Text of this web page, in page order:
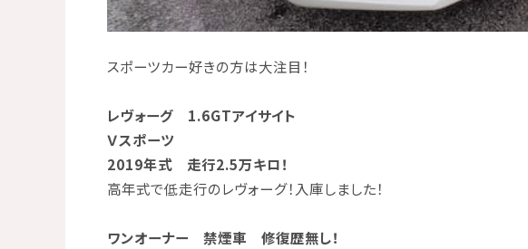
スポーツカー好きの方は大注目！
レヴォーグ 1.6GTアイサイト
Ｖスポーツ
2019年式 走行2.5万キロ！
高年式で低走行のレヴォーグ！入庫しました！
ワンオーナー 禁煙車 修復歴無し！